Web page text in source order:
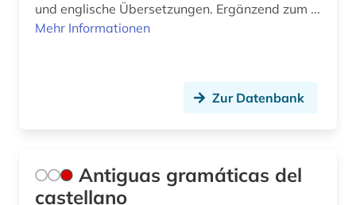
garcía márquez (1)
gelehrtenkorrespondenz (1)
geologie (1)
und englische Übersetzungen. Ergänzend zum ...
Mehr Informationen
Zur Datenbank
Antiguas gramáticas del
castellano